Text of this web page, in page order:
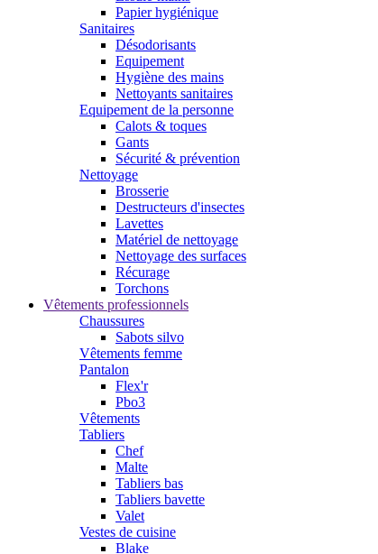
Papier hygiénique
Sanitaires
Désodorisants
Equipement
Hygiène des mains
Nettoyants sanitaires
Equipement de la personne
Calots & toques
Gants
Sécurité & prévention
Nettoyage
Brosserie
Destructeurs d'insectes
Lavettes
Matériel de nettoyage
Nettoyage des surfaces
Récurage
Torchons
Vêtements professionnels
Chaussures
Sabots silvo
Vêtements femme
Pantalon
Flex'r
Pbo3
Vêtements
Tabliers
Chef
Malte
Tabliers bas
Tabliers bavette
Valet
Vestes de cuisine
Blake